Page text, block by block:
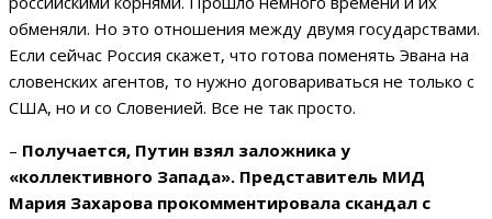
обменяли. Но это отношения между двумя государствами.
Если сейчас Россия скажет, что готова поменять Эвана на
словенских агентов, то нужно договариваться не только с
США, но и со Словенией. Все не так просто.
– Получается, Путин взял заложника у
«коллективного Запада». Представитель МИД
Мария Захарова прокомментировала скандал с